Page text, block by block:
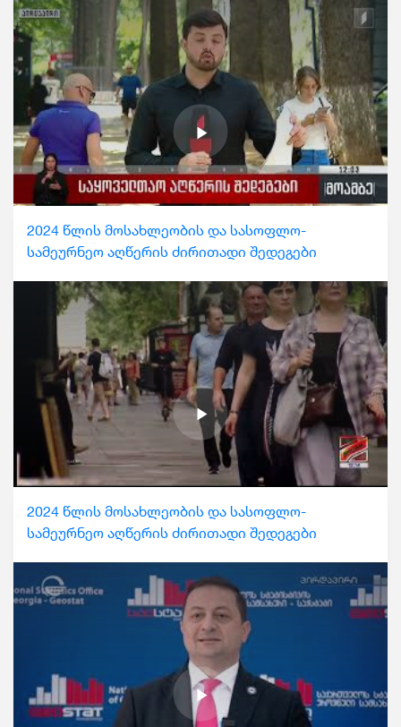
2024 წლის მოსახლეობის და სასოფლო-
სამეურნეო აღწერის ძირითადი შედეგები
2024 წლის მოსახლეობის და სასოფლო-
სამეურნეო აღწერის ძირითადი შედეგები